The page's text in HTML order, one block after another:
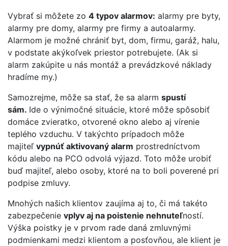
Vybrať si môžete zo 4 typov alarmov: alarmy pre byty,
alarmy pre domy, alarmy pre firmy a autoalarmy.
Alarmom je možné chrániť byt, dom, firmu, garáž, halu,
v podstate akýkoľvek priestor potrebujete. (Ak si
alarm zakúpite u nás montáž a prevádzkové náklady
hradíme my.)
Samozrejme, môže sa stať, že sa alarm spustí
sám. Ide o výnimočné situácie, ktoré môže spôsobiť
domáce zvieratko, otvorené okno alebo aj vírenie
teplého vzduchu. V takýchto prípadoch môže
majiteľ vypnúť aktivovaný alarm prostredníctvom
kódu alebo na PCO odvolá výjazd. Toto môže urobiť
buď majiteľ, alebo osoby, ktoré na to boli poverené pri
podpise zmluvy.
Mnohých našich klientov zaujíma aj to, či má takéto
zabezpečenie vplyv aj na poistenie nehnuteľností.
Výška poistky je v prvom rade daná zmluvnými
podmienkami medzi klientom a posťovňou, ale klient je